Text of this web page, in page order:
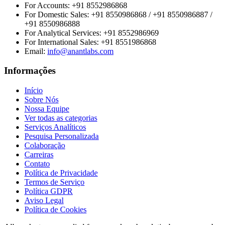
For Accounts: +91 8552986868
For Domestic Sales: +91 8550986868 / +91 8550986887 /
+91 8550986888
For Analytical Services: +91 8552986969
For International Sales: +91 8551986868
Email: info@anantlabs.com
Informações
Início
Sobre Nós
Nossa Equipe
Ver todas as categorias
Serviços Analíticos
Pesquisa Personalizada
Colaboração
Carreiras
Contato
Política de Privacidade
Termos de Serviço
Política GDPR
Aviso Legal
Política de Cookies